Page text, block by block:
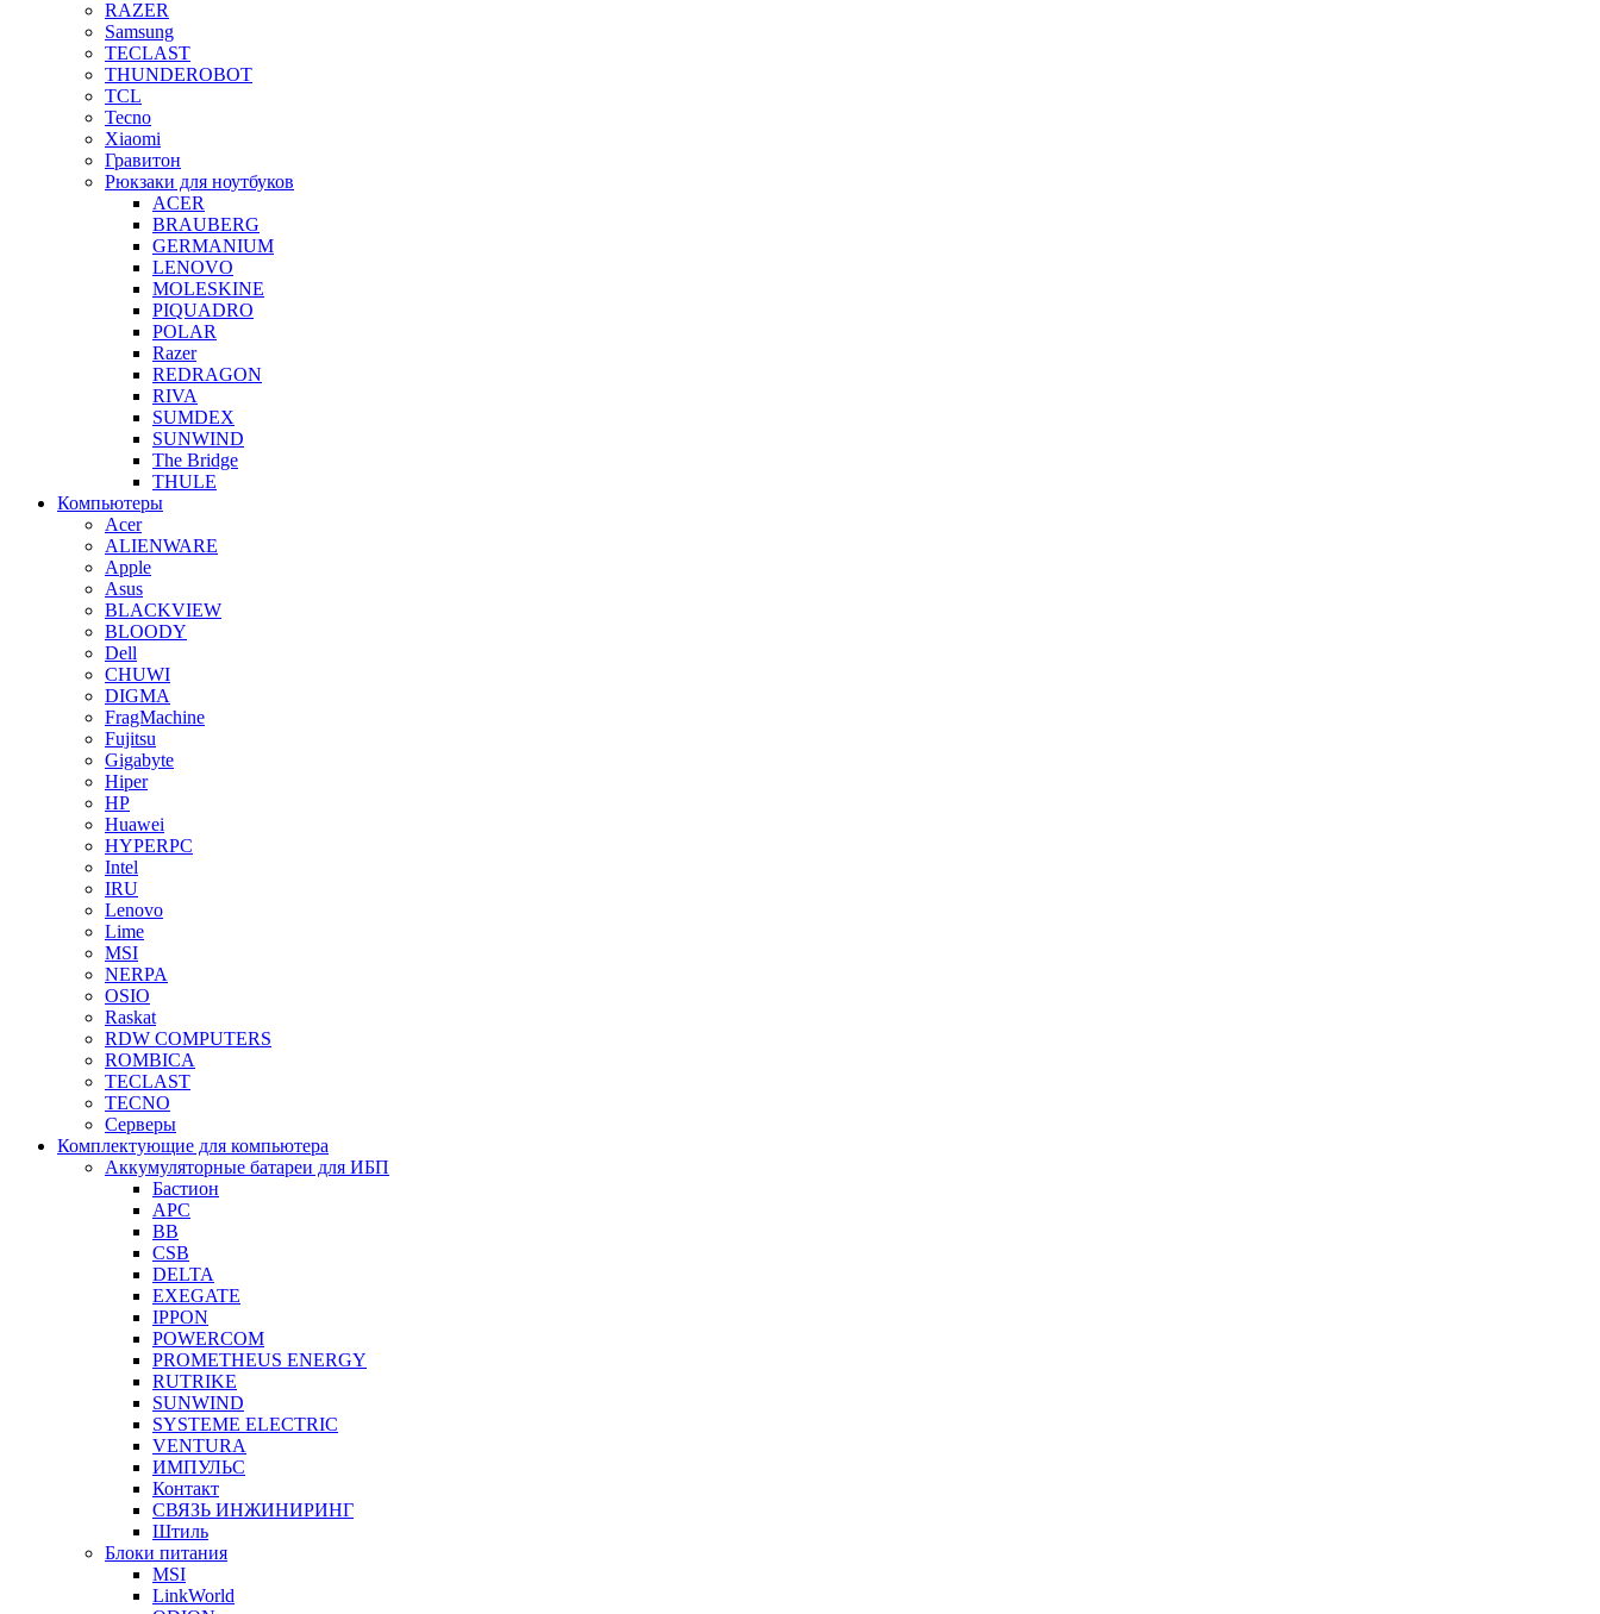
RAZER
Samsung
TECLAST
THUNDEROBOT
TCL
Tecno
Xiaomi
Гравитон
Рюкзаки для ноутбуков
ACER
BRAUBERG
GERMANIUM
LENOVO
MOLESKINE
PIQUADRO
POLAR
Razer
REDRAGON
RIVA
SUMDEX
SUNWIND
The Bridge
THULE
Компьютеры
Acer
ALIENWARE
Apple
Asus
BLACKVIEW
BLOODY
Dell
CHUWI
DIGMA
FragMachine
Fujitsu
Gigabyte
Hiper
HP
Huawei
HYPERPC
Intel
IRU
Lenovo
Lime
MSI
NERPA
OSIO
Raskat
RDW COMPUTERS
ROMBICA
TECLAST
TECNO
Серверы
Комплектующие для компьютера
Аккумуляторные батареи для ИБП
Бастион
APC
BB
CSB
DELTA
EXEGATE
IPPON
POWERCOM
PROMETHEUS ENERGY
RUTRIKE
SUNWIND
SYSTEME ELECTRIC
VENTURA
ИМПУЛЬС
Контакт
СВЯЗЬ ИНЖИНИРИНГ
Штиль
Блоки питания
MSI
LinkWorld